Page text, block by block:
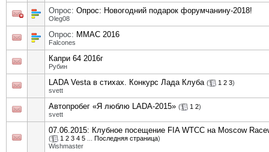
Опрос: Опрос: Новогодний подарок форумчанину-2018!
Oleg08
Опрос: ММАС 2016
Falcones
Капри 64 2016г
Рубин
LADA Vesta в стихах. Конкурс Лада Клуба ( 1 2 3)
svett
Автопробег «Я люблю LADA-2015» ( 1 2)
svett
07.06.2015: Клубное посещение FIA WTCC на Moscow
( 1 2 3 4 5 Последняя страница)
Wishmaster